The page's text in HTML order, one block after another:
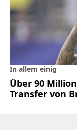
In allem einig
Über 90
Transfer von